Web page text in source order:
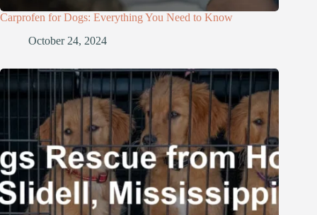
Carprofen for Dogs: Everything You Need to Know
October 24, 2024